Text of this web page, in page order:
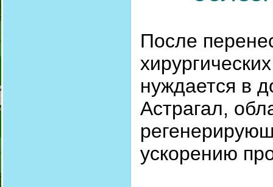
После
нуждается в
Астрагал,
ускорению